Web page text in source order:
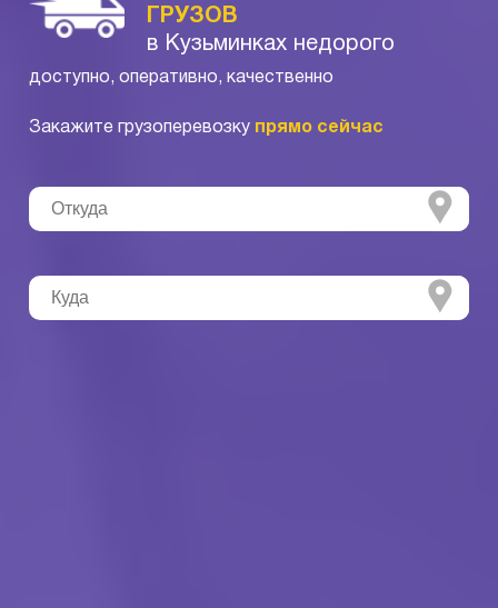
ГРУЗОВ
в Кузьминках недорого
доступно, оперативно, качественно
Закажите грузоперевозку прямо сейчас